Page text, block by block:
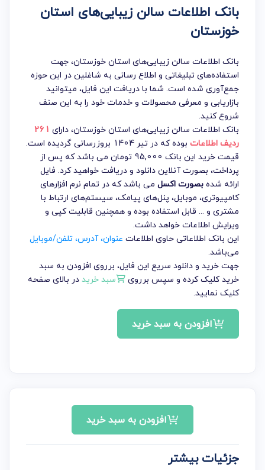
بانک اطلاعات سالن زیبایی‌های استان
خوزستان
بانک اطلاعات سالن زیبایی‌های استان خوزستان، جهت
استفاده‌های تبلیغاتی و اطلاع رسانی به شاغلین در این حوزه
جمع‌آوری شده است. شما با دریافت این فایل، میتوانید
بازاریابی و معرفی محصولات و خدمات خود را به این صنف
شروع کنید.
بانک اطلاعات سالن زیبایی‌های استان خوزستان، دارای 261
ردیف اطلاعات بوده که در تیر 1404 بروزرسانی گردیده است.
قیمت خرید این بانک 95,000 تومان می باشد که پس از
پرداخت، بصورت آنلاین دانلود و دریافت خواهید کرد. فایل
ارائه شدهبصورت اکسل می باشد که در تمام نرم افزارهای
کامپیوتری، موبایل، پنل‌های پیامک، سیستم‌های ارتباط با
مشتری و ... قابل استفاده بوده و همچنین قابلیت کپی و
ویرایش اطلاعات خواهد داشت.
این بانک اطلاعاتی حاوی اطلاعات عنوان، آدرس، تلفن/موبایل
می‌باشد.
جهت خرید و دانلود سریع این فایل، برروی افزودن به سبد
خرید کلیک کرده و سپس برروی
سبد خریددر بالای صفحه
کلیک نمایید.
افزودن به سبد خرید
افزودن به سبد خرید
جزئیات بیشتر